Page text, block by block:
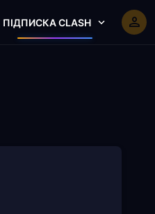
ПІДПИСКА CLASH